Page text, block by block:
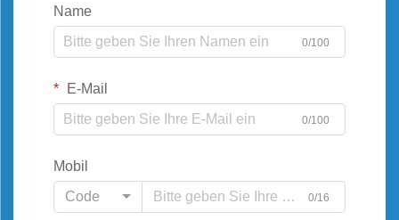
Name
0/100
E-Mail
0/100
Mobil
Code
0/16